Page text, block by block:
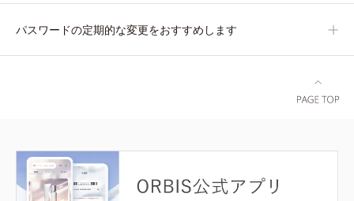
パスワードの定期的な変更をおすすめします